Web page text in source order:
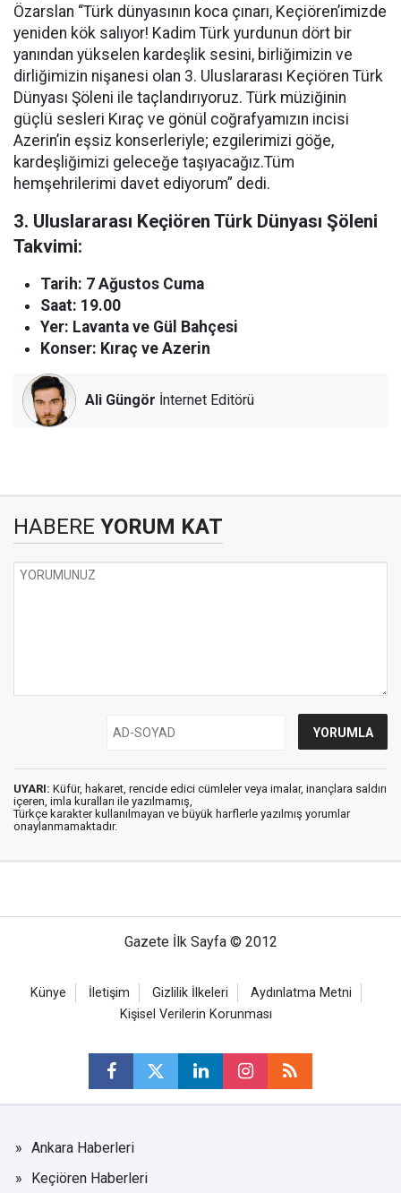
Özarslan “Türk dünyasının koca çınarı, Keçiören’imizde
yeniden kök salıyor! Kadim Türk yurdunun dört bir
yanından yükselen kardeşlik sesini, birliğimizin ve
dirliğimizin nişanesi olan 3. Uluslararası Keçiören Türk
Dünyası Şöleni ile taçlandırıyoruz. Türk müziğinin
güçlü sesleri Kıraç ve gönül coğrafyamızın incisi
Azerin’in eşsiz konserleriyle; ezgilerimizi göğe,
kardeşliğimizi geleceğe taşıyacağız.Tüm
hemşehrilerimi davet ediyorum” dedi.
3. Uluslararası Keçiören Türk Dünyası Şöleni
Takvimi:
Tarih: 7 Ağustos Cuma
Saat: 19.00
Yer: Lavanta ve Gül Bahçesi
Konser: Kıraç ve Azerin
Ali Güngör İnternet Editörü
HABERE YORUM KAT
UYARI: Küfür, hakaret, rencide edici cümleler veya imalar, inançlara saldırı
içeren, imla kuralları ile yazılmamış,
Türkçe karakter kullanılmayan ve büyük harflerle yazılmış yorumlar
onaylanmamaktadır.
Gazete İlk Sayfa © 2012
Künye İletişim Gizlilik İlkeleri
Aydınlatma Metni
Kişisel Verilerin Korunması
Ankara Haberleri
Keçiören Haberleri